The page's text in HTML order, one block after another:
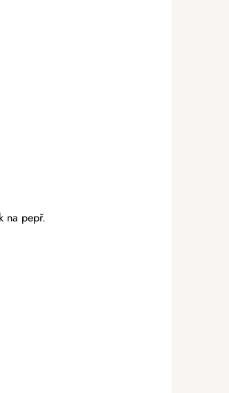
na pepř.